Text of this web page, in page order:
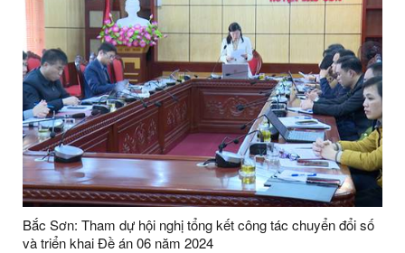
Bắc Sơn: Tham dự hội nghị tổng kết công tác chuyển đổi số
và triển khai Đề án 06 năm 2024